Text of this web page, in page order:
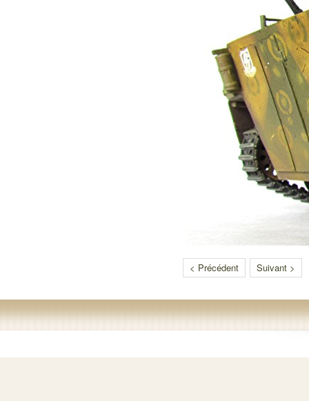
< Précédent Suivant >